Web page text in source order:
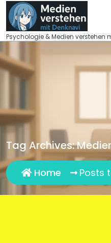
Skip
content
Psychologie & Medien verstehen
Tag Archives:
Home Posts